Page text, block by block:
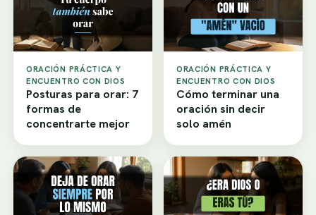
ORACIÓN PRÁCTICA Y
ENCUENTRO CON DIOS
Posturas para orar: 7
formas de
concentrarte mejor
ORACIÓN PRÁCTICA Y
ENCUENTRO CON DIOS
Cómo terminar una
oración sin decir
solo amén